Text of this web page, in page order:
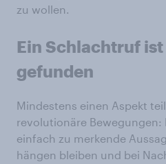
zu wollen.
Ein Schlachtruf
gefunden
Mindestens einen Aspekt
revolutionäre Bewegungen:
einfach zu merkende
hängen bleiben und bei